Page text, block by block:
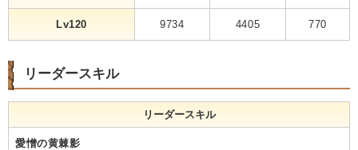
Lv120 9734 4405 770
リーダースキル
リーダースキル
愛憎の黄棘影